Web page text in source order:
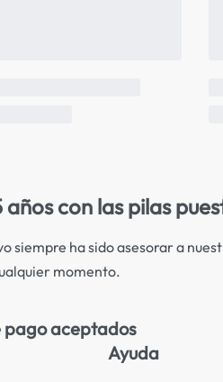
años con las pilas
siempre ha sido asesorar a
momento.
pago aceptados
Ayuda